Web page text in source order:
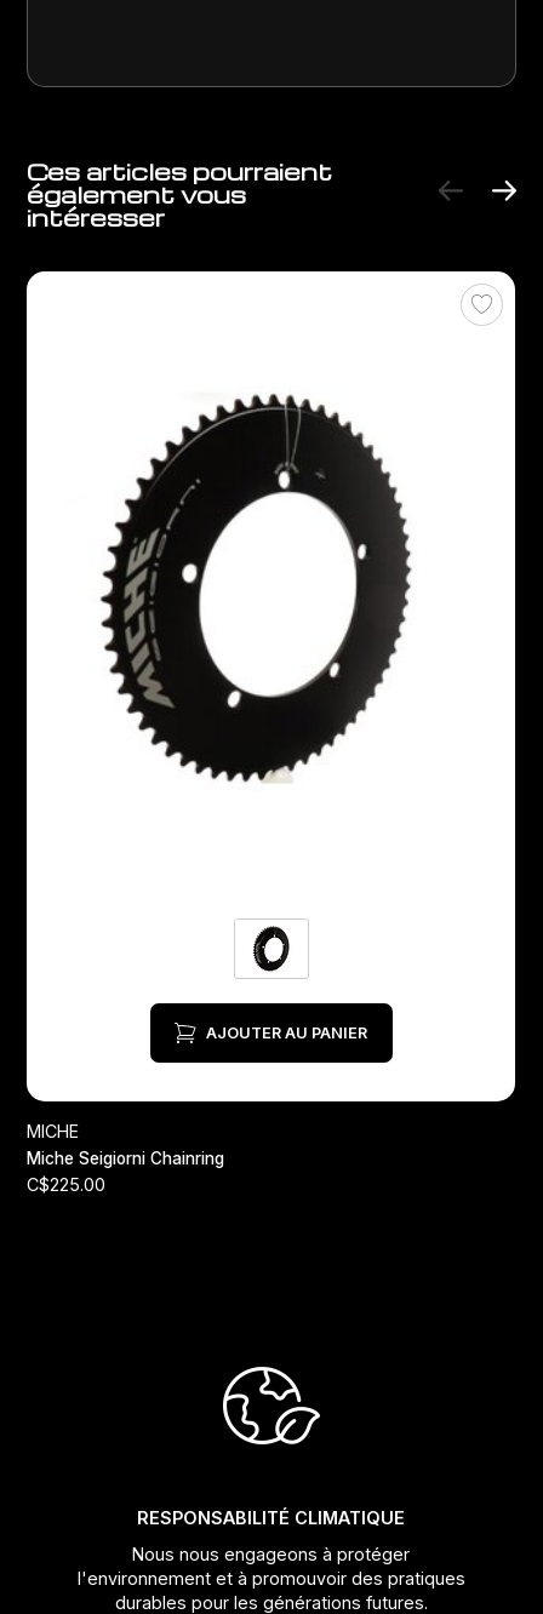
Ces articles pourraient
également vous
intéresser
AJOUTER AU PANIER
MICHE
Miche Seigiorni Chainring
C$225.00
RESPONSABILITÉ CLIMATIQUE
Nous nous engageons à protéger
l'environnement et à promouvoir des pratiques
durables pour les générations futures.